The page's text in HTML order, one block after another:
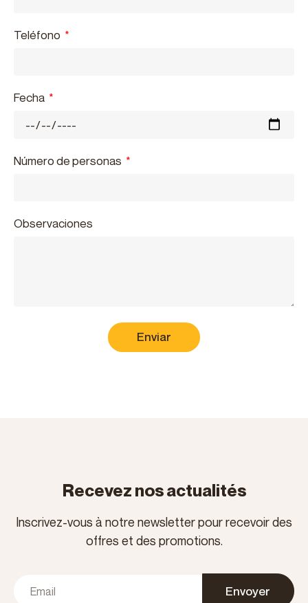
Teléfono
Fecha
Número de personas
Observaciones
Enviar
Recevez nos actualités
Inscrivez-vous à notre newsletter pour recevoir des
offres et des promotions.
Envoyer